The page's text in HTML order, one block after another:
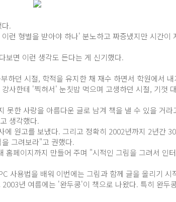
.
런 형벌을 받아야 하나' 분노하고 짜증냈지만 시간이
면 이런 생각도 든다는 게 신기했다.
하던 시절, 학적을 유지한 채 재수 하면서 학원에서
사한테 '찍혀서' 눈칫밥 먹으며 고생하던 시절, 기껏
못한 사랑을 아름다운 글로 남겨 책을 낼 수 있을 거
생각했다.
원고를 보냈다. 그리고 정확히 2002년까지 2년간
그려보라"고 권했다.
페이지까지 만들어 주며 "시적인 그림을 그려서 인
사용법을 배워 이번에는 그림과 함께 글을 올리기 시
년 여름에는 '완두콩'이 책으로 나왔다. 특히 완두